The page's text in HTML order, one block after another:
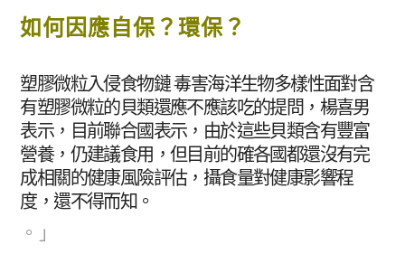
如何因應自保？環保？
塑膠微粒入侵食物鏈 毒害海洋生物多樣性面對含
有塑膠微粒的貝類還應不應該吃的提問，楊喜男
表示，目前聯合國表示，由於這些貝類含有豐富
營養，仍建議食用，但目前的確各國都還沒有完
成相關的健康風險評估，攝食量對健康影響程
度，還不得而知。
。」